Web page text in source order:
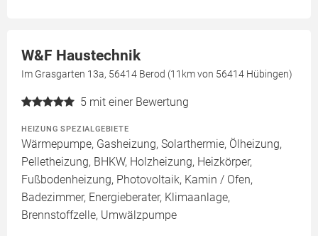
W&F Haustechnik
Im Grasgarten 13a, 56414 Berod (11km von 56414 Hübingen)
5 mit einer Bewertung
HEIZUNG SPEZIALGEBIETE
Wärmepumpe, Gasheizung, Solarthermie, Ölheizung,
Pelletheizung, BHKW, Holzheizung, Heizkörper,
Fußbodenheizung, Photovoltaik, Kamin / Ofen,
Badezimmer, Energieberater, Klimaanlage,
Brennstoffzelle, Umwälzpumpe